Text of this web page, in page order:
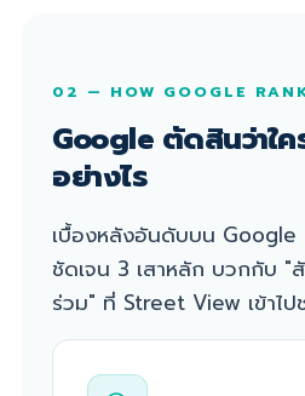
02 — HOW GOOGLE
Google ตัดสินว่าใค
อย่างไร
เบื้องหลังอันดับบน Google
ชัดเจน 3 เสาหลัก บวกกับ
ร่วม" ที่ Street View เข้าไ